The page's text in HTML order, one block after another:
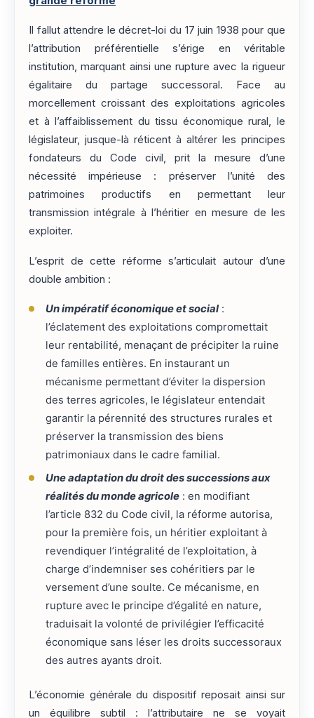
Il fallut attendre le décret-loi du 17 juin 1938 pour que
l’attribution préférentielle s’érige en véritable
institution, marquant ainsi une rupture avec la rigueur
égalitaire du partage successoral. Face au
morcellement croissant des exploitations agricoles
et à l’affaiblissement du tissu économique rural, le
législateur, jusque-là réticent à altérer les principes
fondateurs du Code civil, prit la mesure d’une
nécessité impérieuse : préserver l’unité des
patrimoines productifs en permettant leur
transmission intégrale à l’héritier en mesure de les
exploiter.
L’esprit de cette réforme s’articulait autour d’une
double ambition :
Un impératif économique et social:
l’éclatement des exploitations compromettait
leur rentabilité, menaçant de précipiter la ruine
de familles entières. En instaurant un
mécanisme permettant d’éviter la dispersion
des terres agricoles, le législateur entendait
garantir la pérennité des structures rurales et
préserver la transmission des biens
patrimoniaux dans le cadre familial.
Une adaptation du droit des successions aux
réalités du monde agricole: en modifiant
l’article 832 du Code civil, la réforme autorisa,
pour la première fois, un héritier exploitant à
revendiquer l’intégralité de l’exploitation, à
charge d’indemniser ses cohéritiers par le
versement d’une soulte. Ce mécanisme, en
rupture avec le principe d’égalité en nature,
traduisait la volonté de privilégier l’efficacité
économique sans léser les droits successoraux
des autres ayants droit.
L’économie générale du dispositif reposait ainsi sur
un équilibre subtil : l’attributaire ne se voyait